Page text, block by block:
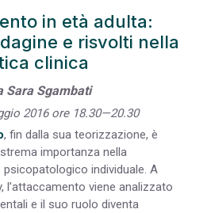
in età adulta:
e risvolti nella
clinica
Sara Sgambati
2016 ore 18.30—20.30
, fin dalla sua teorizzazione, è
importanza nella
individuale. A
l’attaccamento viene analizzato
e il suo ruolo diventa